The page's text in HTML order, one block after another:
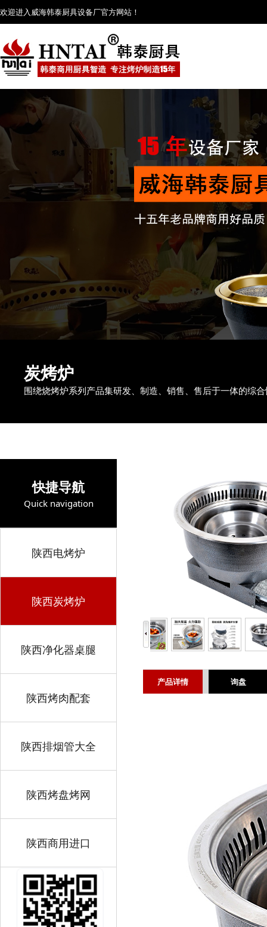
欢迎进入威海韩泰厨具设备厂官方网站！
炭烤炉
围绕烧烤炉系列产品集研发、制造、销售、售后于一体的综
快捷导航
Quick navigation
陕西电烤炉
陕西炭烤炉
陕西净化器桌腿
陕西烤肉配套
陕西排烟管大全
陕西烤盘烤网
陕西商用进口
产品详情 询盘